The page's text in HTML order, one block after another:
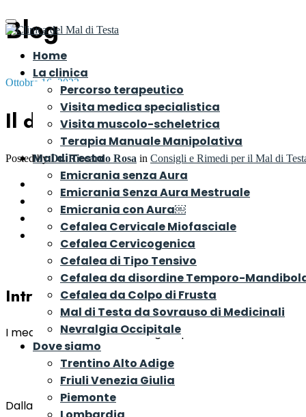
Home
La clinica
Percorso terapeutico
Visita medica specialistica
Visita muscolo-scheletrica
Terapia Manuale Manipolativa
Mal di Testa
Emicrania senza Aura
Emicrania Senza Aura Mestruale
Emicrania con Aura￼
Cefalea Cervicale Miofasciale
Cefalea Cervicogenica
Cefalea di Tipo Tensivo
Cefalea da disordine Temporo-
Cefalea da Colpo di Frusta
Mal di Testa da Sovrauso di Medicinali
Nevralgia Occipitale
Dove siamo
Trentino Alto Adige
Friuli Venezia Giulia
Piemonte
Blog
Ottobre 16, 2023
Il dolore cervicale le cause
Posted byDr. Riccardo Rosa in Consigli e Rimedi per il Mal di
Introduzione
Rachide cervicale in breve
Il dolore cervicale le cause
Tessuti che causano il dolore cervicale
Introduzione
I medici chiamano “Cervicalgia” quella condizione
Il “dolore del collo o cervicalgia” affligge
sanitarie.
Dalla letteratura sappiamo che circa i 2/3 della